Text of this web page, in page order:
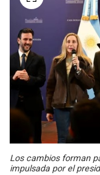
Los cambios forman
impulsada por el